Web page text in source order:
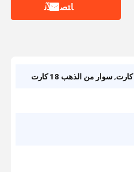
ﺎﺘﺼﻟ ﺍﻶﻧ
,سوار من الذهب 18 كارت